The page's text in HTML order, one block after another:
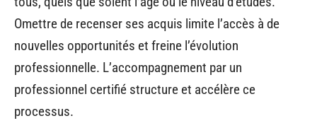
Omettre de recenser ses acquis limite l’accès à de
nouvelles opportunités et freine l’évolution
professionnelle. L’accompagnement par un
professionnel certifié structure et accélère ce
processus.